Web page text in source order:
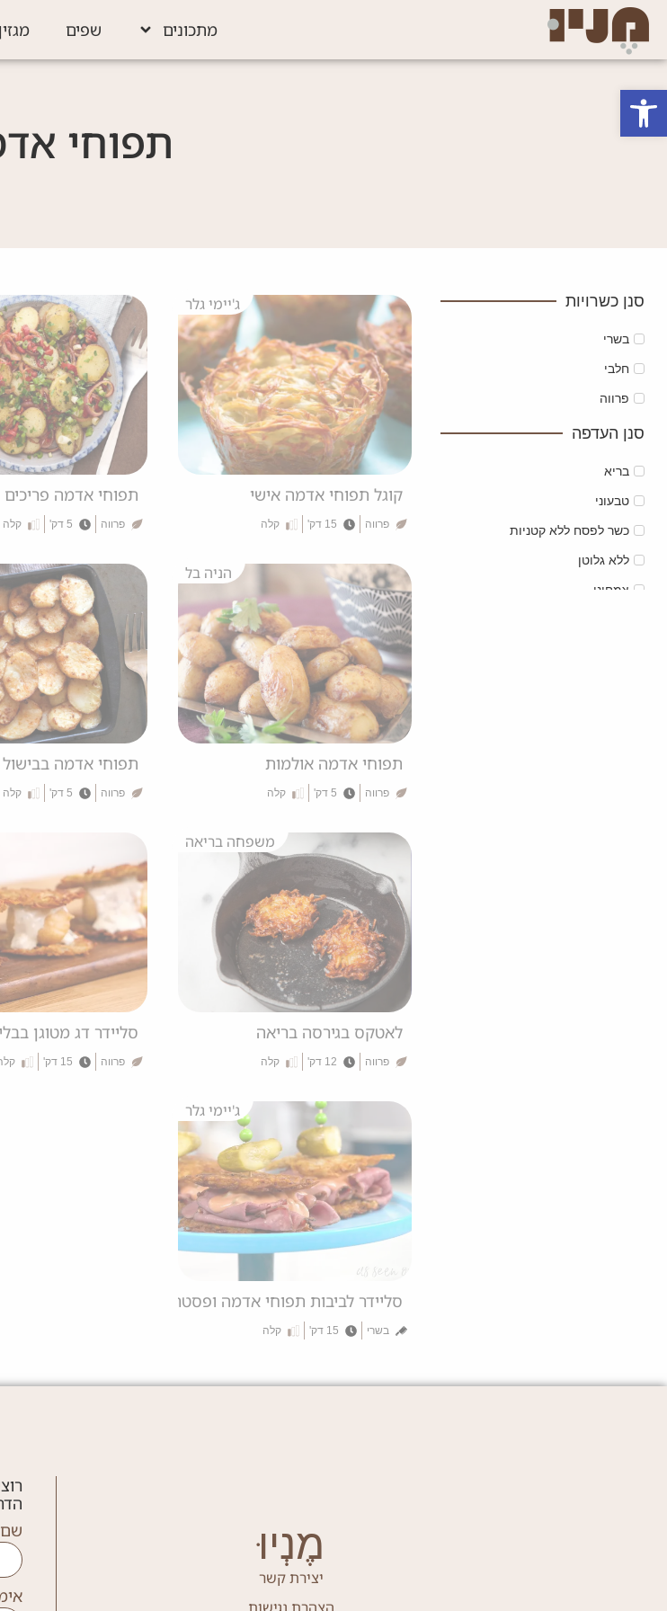
פתח סרגל נגישות
מתכונים שפים
תפוחי
סנן כשרויות
בשרי
חלבי
פרווה
סנן העדפה
בריא
טבעוני
כשר לפסח ללא קטניות
ללא גלוטן
צמחוני
ג'יימי גלר
קוגל תפוחי אדמה אישי
פרווה 15 דק' קלה
תפוחי אדמה פריכים
פרווה 5 דק' קלה
הניה בל
תפוחי אדמה אולמות
פרווה 5 דק' קלה
תפוחי אדמה בבישול
פרווה 5 דק' קלה
משפחה בריאה
לאטקס בגירסה בריאה
פרווה 12 דק' קלה
סליידר דג מטוגן
פרווה 15 דק'
ג'יימי גלר
סליידר לביבות תפוחי אדמה ופסטרמה
בשרי 15 דק' קלה
ג'יימי גלר
לביבות תפוחי אדמה (לאטקס) צ'יפס קלאסי כמו